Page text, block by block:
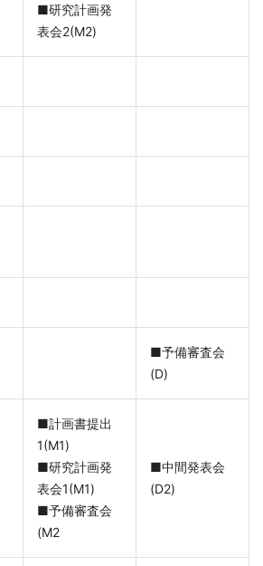
■研究計画発
表会2(M2)
■予備審査会
(D)
■計画書提出
1(M1)
■研究計画発
表会1(M1)
■予備審査会
(M2
■中間発表会
(D2)